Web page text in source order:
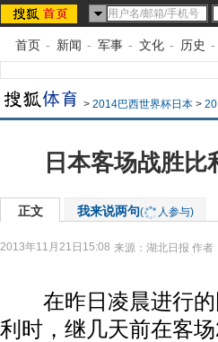
首页 - 新闻 - 军事 - 文化 - 历史 -
> 2014巴西世界杯日本 >
日本客场战胜
正文 我来说两句( 人参与)
2013年11月21日15:08 来源： 湖北日报 作者
在昨日凌晨进行的
利时，继几天前在客